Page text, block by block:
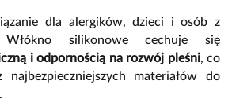
dla alergików, dzieci i osób z
silikonowe cechuje się
i odpornością na rozwój pleśni, co
materiałów do